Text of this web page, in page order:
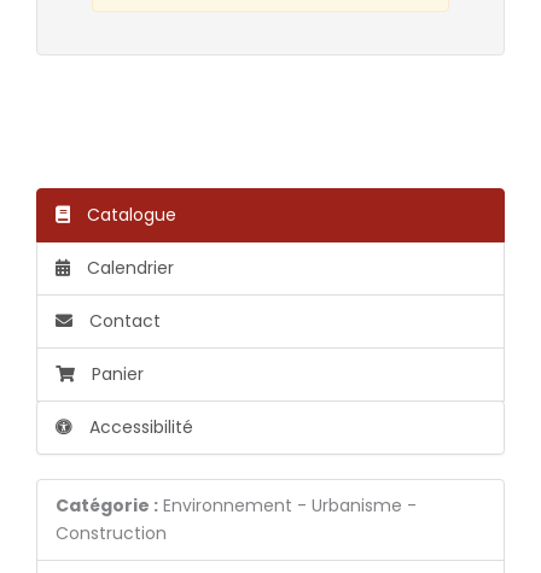
Catalogue
Calendrier
Contact
Panier
Accessibilité
Catégorie : Environnement - Urbanisme -
Construction